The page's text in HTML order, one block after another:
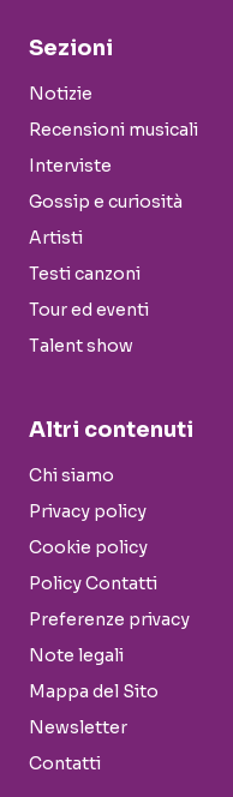
Sezioni
Notizie
Recensioni musicali
Interviste
Gossip e curiosità
Artisti
Testi canzoni
Tour ed eventi
Talent show
Altri contenuti
Chi siamo
Privacy policy
Cookie policy
Policy Contatti
Preferenze privacy
Note legali
Mappa del Sito
Newsletter
Contatti